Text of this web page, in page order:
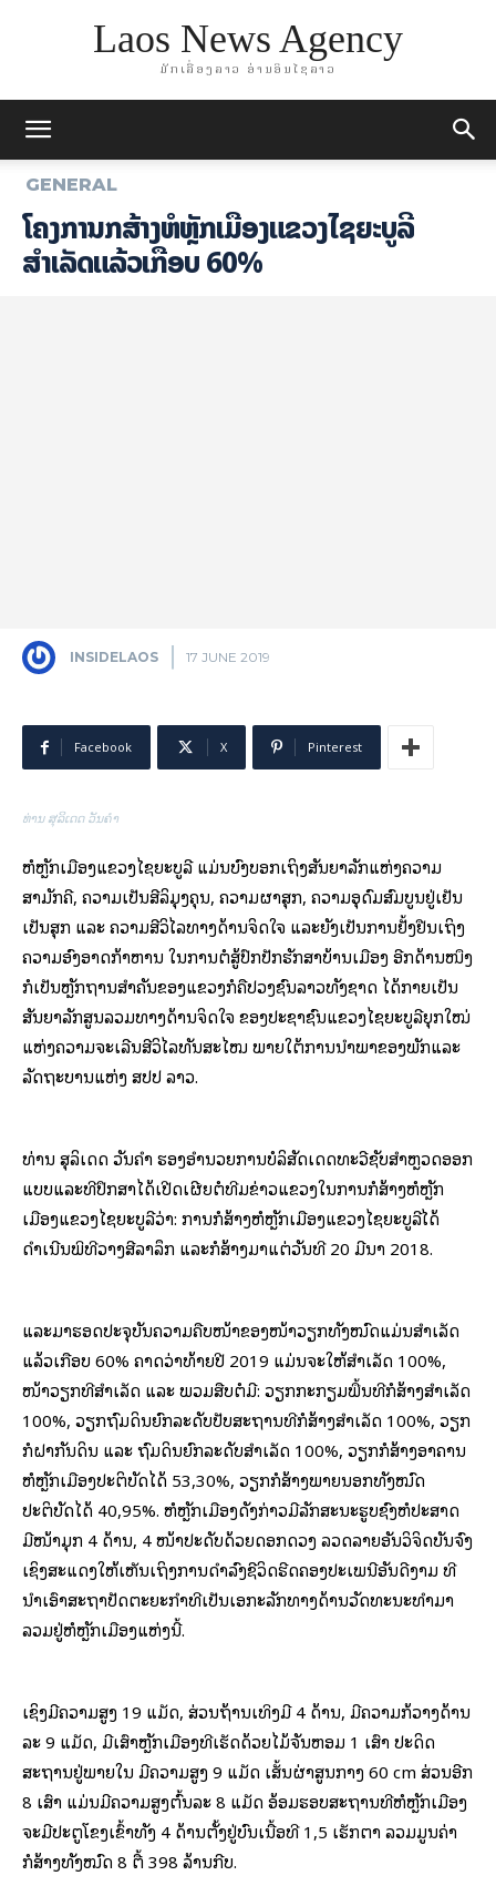
Laos News Agency
ມັກເລື່ອງລາວ ອ່ານອິນໄຊລາວ
GENERAL
ໂຄງການກໍ່ສ້າງຫໍຫຼັກເມືອງແຂວງໄຊຍະບູລີ
ສຳເລັດແລ້ວເກືອບ 60%
INSIDELAOS 17 JUNE 2019
Facebook X Pinterest
ທ່ານ ສຸລິເດດ ວັນຄຳ
ຫໍຫຼັກເມືອງແຂວງໄຊຍະບູລີ ແມ່ນບົ່ງບອກເຖິງສັນຍາລັກແຫ່ງຄວາມ
ສາມັກຄີ, ຄວາມເປັນສີລິມຸງຄຸນ, ຄວາມຜາສຸກ, ຄວາມອຸດົມສົມບູນຢູ່ເຢັນ
ເປັນສຸກ ແລະ ຄວາມສີວິໄລທາງດ້ານຈິດໃຈ ແລະຍັງເປັນການຢັ້ງຢືນເຖິງ
ຄວາມອົງອາດກ້າຫານ ໃນການຕໍ່ສູ້ປົກປັກຮັກສາບ້ານເມືອງ ອີກດ້ານໜຶ່ງ
ກໍ່ເປັນຫຼັກຖານສຳຄັນຂອງແຂວງກໍ່ຄືປວງຊົນລາວທັງຊາດ ໄດ້ກາຍເປັນ
ສັນຍາລັກສູນລວມທາງດ້ານຈິດໃຈ ຂອງປະຊາຊົນແຂວງໄຊຍະບູລີຍຸກໃໝ່
ແຫ່ງຄວາມຈະເລີນສີວິໄລທັນສະໄໝ ພາຍໃຕ້ການນຳພາຂອງພັກແລະ
ລັດຖະບານແຫ່ງ ສປປ ລາວ.
ທ່ານ ສຸລິເດດ ວັນຄຳ ຮອງອຳນວຍການບໍລິສັດເດດທະວີຊັບສຳຫຼວດອອກ
ແບບແລະທີ່ປຶກສາໄດ້ເປີດເຜີຍຕໍ່ທີມຂ່າວແຂວງໃນການກໍ່ສ້າງຫໍຫຼັກ
ເມືອງແຂວງໄຊຍະບູລີວ່າ: ການກໍ່ສ້າງຫໍຫຼັກເມືອງແຂວງໄຊຍະບູລີໄດ້
ດຳເນີນພິທີວາງສີລາລຶກ ແລະກໍ່ສ້າງມາແຕ່ວັນທີ 20 ມີນາ 2018.
ແລະມາຮອດປະຈຸບັນຄວາມຄືບໜ້າຂອງໜ້າວຽກທັງໝົດແມ່ນສຳເລັດ
ແລ້ວເກືອບ 60% ຄາດວ່າທ້າຍປີ 2019 ແມ່ນຈະໃຫ້ສໍາເລັດ 100%,
ໜ້າວຽກທີ່ສໍາເລັດ ແລະ ພວມສືບຕໍ່ມີ: ວຽກກະກຽມພື້ນທີ່ກໍ່ສ້າງສໍາເລັດ
100%, ວຽກຖົມດິນຍົກລະດັບປັບສະຖານທີ່ກໍ່ສ້າງສໍາເລັດ 100%, ວຽກ
ກໍ່ຝາກັນດິນ ແລະ ຖົມດິນຍົກລະດັບສໍາເລັດ 100%, ວຽກກໍ່ສ້າງອາຄານ
ຫໍຫຼັກເມືອງປະຕິບັດໄດ້ 53,30%, ວຽກກໍ່ສ້າງພາຍນອກທັງໝົດ
ປະຕິບັດໄດ້ 40,95%. ຫໍຫຼັກເມືອງດັ່ງກ່າວມີລັກສະນະຮູບຊົງຫໍປະສາດ
ມີໜ້າມຸກ 4 ດ້ານ, 4 ໜ້າປະດັບດ້ວຍດອກດວງ ລວດລາຍອັນວິຈິດບັນຈົງ
ເຊິ່ງສະແດງໃຫ້ເຫັນເຖິງການດຳລົງຊີວິດຮີດຄອງປະເພນີອັນດີງາມ ທີ່
ນຳເອົາສະຖາປັດຕະຍະກຳທີ່ເປັນເອກະລັກທາງດ້ານວັດທະນະທຳມາ
ລວມຢູ່ຫໍຫຼັກເມືອງແຫ່ງນີ້.
ເຊິ່ງມີຄວາມສູງ 19 ແມັດ, ສ່ວນຖ້ານເທິງມີ 4 ດ້ານ, ມີຄວາມກ້ວາງດ້ານ
ລະ 9 ແມັດ, ມີເສົາຫຼັກເມືອງທີ່ເຮັດດ້ວຍໄມ້ຈັນຫອມ 1 ເສົາ ປະດິດ
ສະຖານຢູ່ພາຍໃນ ມີຄວາມສູງ 9 ແມັດ ເສັ້ນຜ່າສູນກາງ 60 cm ສ່ວນອີກ
8 ເສົາ ແມ່ນມີຄວາມສູງຕົ້ນລະ 8 ແມັດ ອ້ອມຮອບສະຖານທີ່ຫໍຫຼັກເມືອງ
ຈະມີປະຕູໂຂງເຂົ້າທັງ 4 ດ້ານຕັ້ງຢູ່ບົນເນື້ອທີ່ 1,5 ເຮັກຕາ ລວມມູນຄ່າ
ກໍ່ສ້າງທັງໝົດ 8 ຕື້ 398 ລ້ານກີບ.